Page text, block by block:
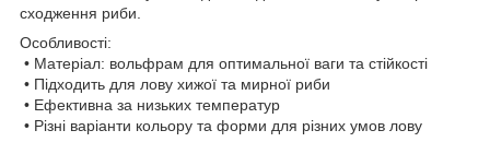
сходження риби.
Особливості:
• Матеріал: вольфрам для оптимальної ваги та стійкості
• Підходить для лову хижої та мирної риби
• Ефективна за низьких температур
• Різні варіанти кольору та форми для різних умов лову